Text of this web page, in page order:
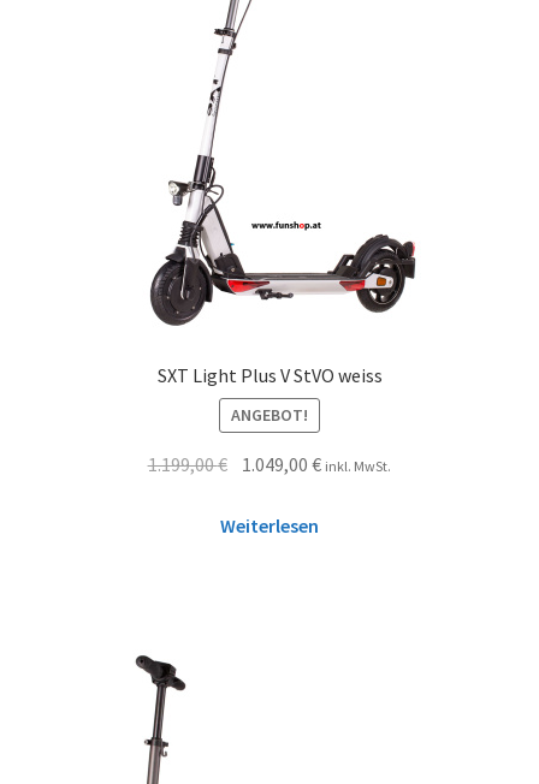
SXT Light Plus V StVO weiss
ANGEBOT!
1.199,00€ 1.049,00€ inkl. MwSt.
Weiterlesen